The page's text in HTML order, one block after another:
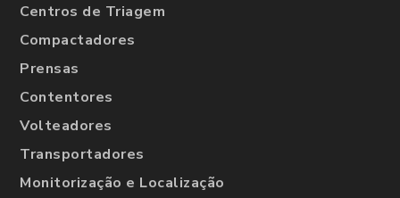
Centros de Triagem
Compactadores
Prensas
Contentores
Volteadores
Transportadores
Monitorização e Localização